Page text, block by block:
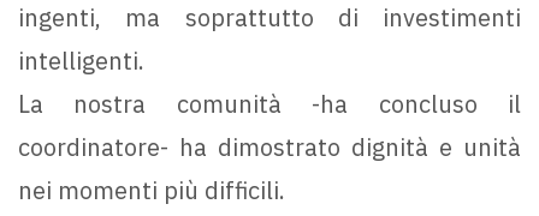
ingenti, ma soprattutto di investimenti
intelligenti.
La nostra comunità -ha concluso il
coordinatore- ha dimostrato dignità e unità
nei momenti più difficili.